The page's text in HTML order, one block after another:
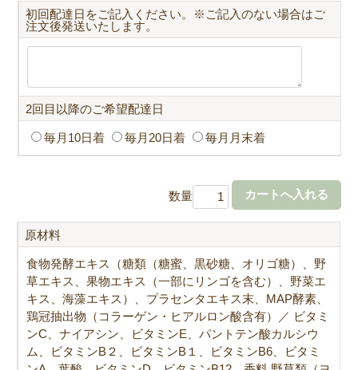
初回配達日をご記入ください。※ご記入のない場合はご
注文後発送いたします。
2回目以降のご希望配達日
毎月10日着 毎月20日着 毎月月末着
数量
原材料
食物発酵エキス（糖類（糖蜜、黒砂糖、オリゴ糖）、野
草エキス、果物エキス（一部にリンゴを含む）、野菜エ
キス、海藻エキス）、プラセンタエキス末、MAP酵素、
鶏冠抽出物（コラーゲン・ヒアルロン酸含有）／ ビタミ
ンC、ナイアシン、ビタミンE、パントテン酸カルシウ
ム、ビタミンB２、ビタミンB１、ビタミンB6、ビタミ